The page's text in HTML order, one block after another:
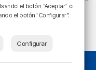
tráfico
el botón "Aceptar" o
el botón "Configurar".
Configurar